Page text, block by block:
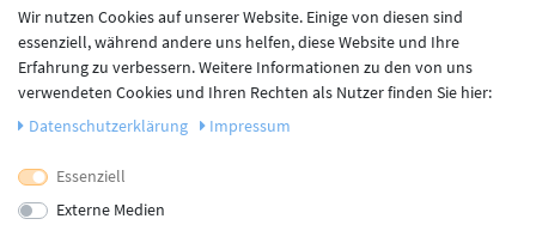
AGB
Impressum
Vertrag widerrufen
Honig
Wir nutzen Cookies auf unserer Website. Einige von diesen sind
essenziell, während andere uns helfen, diese Website und Ihre
Erfahrung zu verbessern. Weitere Informationen zu den von uns
verwendeten Cookies und Ihren Rechten als Nutzer finden Sie hier:
Daten­schutz­erklärung
Impressum
Essenziell
Externe Medien